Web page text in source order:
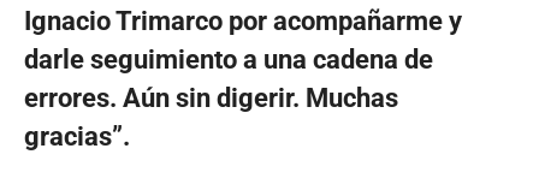
Ignacio Trimarco por acompañarme y
darle seguimiento a una cadena de
errores. Aún sin digerir. Muchas
gracias”.